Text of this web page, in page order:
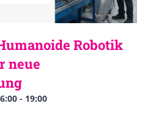
Robotik
neue
- 19:00